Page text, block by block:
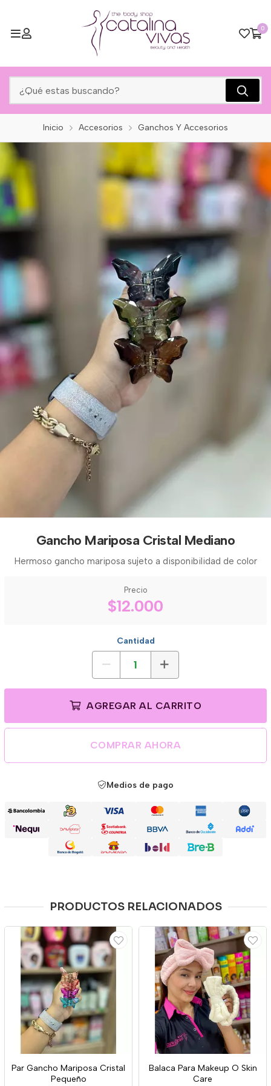
0
Inicio Accesorios Ganchos Y Accesorios
Gancho Mariposa Cristal Mediano
Hermoso gancho mariposa sujeto a disponibilidad de color
Precio
$12.000
Cantidad
AGREGAR AL CARRITO
COMPRAR AHORA
Medios de pago
PRODUCTOS RELACIONADOS
Par Gancho Mariposa Cristal
Pequeño
Balaca Para Makeup O Skin
Care